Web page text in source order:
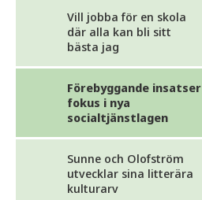
Vill jobba för en skola
där alla kan bli sitt
bästa jag
Förebyggande insatser
fokus i nya
socialtjänstlagen
Sunne och Olofström
utvecklar sina litterära
kulturarv